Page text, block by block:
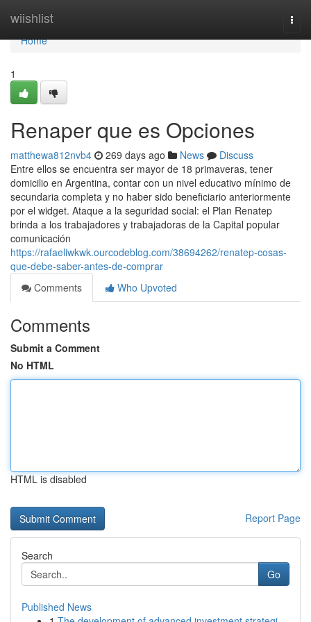
wiishlist
Home
Home
1
Renaper que es Opciones
matthewa812nvb4 269 days ago News
Discuss
Entre ellos se encuentra ser mayor de 18 primaveras, tener
domicilio en Argentina, contar con un nivel educativo mínimo de
secundaria completa y no haber sido beneficiario anteriormente
por el widget. Ataque a la seguridad social: el Plan Renatep
brinda a los trabajadores y trabajadoras de la Capital popular
comunicación
https://rafaeliwkwk.ourcodeblog.com/38694262/renatep-cosas-
que-debe-saber-antes-de-comprar
Comments
Who Upvoted
Comments
Submit a Comment
No HTML
HTML is disabled
Report Page
Search
Go
Published News